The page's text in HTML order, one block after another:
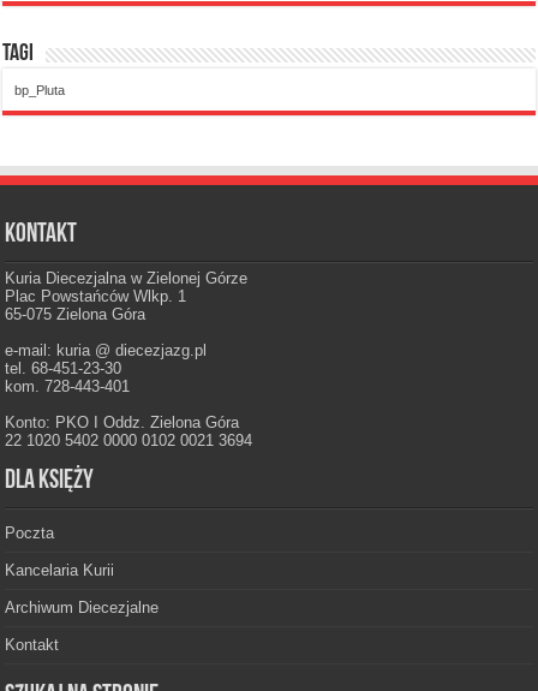
Tagi
bp_Pluta
Kontakt
Kuria Diecezjalna w Zielonej Górze
Plac Powstańców Wlkp. 1
65-075 Zielona Góra
e-mail: kuria @ diecezjazg.pl
tel. 68-451-23-30
kom. 728-443-401
Konto: PKO I Oddz. Zielona Góra
22 1020 5402 0000 0102 0021 3694
Dla księży
Poczta
Kancelaria Kurii
Archiwum Diecezjalne
Kontakt